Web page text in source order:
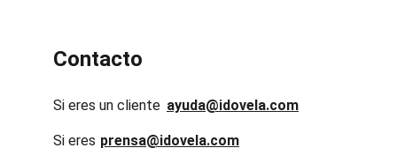
Contacto
Si eres un cliente
prensa@idovela.com
Si eres
ayuda@idovela.com